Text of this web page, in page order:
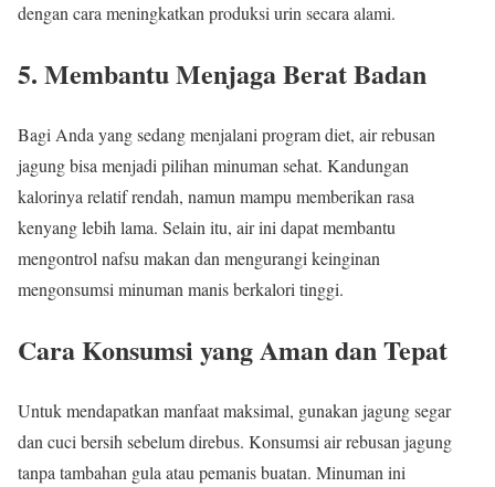
dengan cara meningkatkan produksi urin secara alami.
5. Membantu Menjaga Berat Badan
Bagi Anda yang sedang menjalani program diet, air rebusan
jagung bisa menjadi pilihan minuman sehat. Kandungan
kalorinya relatif rendah, namun mampu memberikan rasa
kenyang lebih lama. Selain itu, air ini dapat membantu
mengontrol nafsu makan dan mengurangi keinginan
mengonsumsi minuman manis berkalori tinggi.
Cara Konsumsi yang Aman dan Tepat
Untuk mendapatkan manfaat maksimal, gunakan jagung segar
dan cuci bersih sebelum direbus. Konsumsi air rebusan jagung
tanpa tambahan gula atau pemanis buatan. Minuman ini